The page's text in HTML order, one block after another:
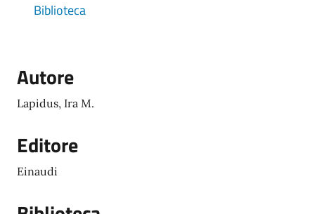
Biblioteca
Autore
Lapidus, Ira M.
Editore
Einaudi